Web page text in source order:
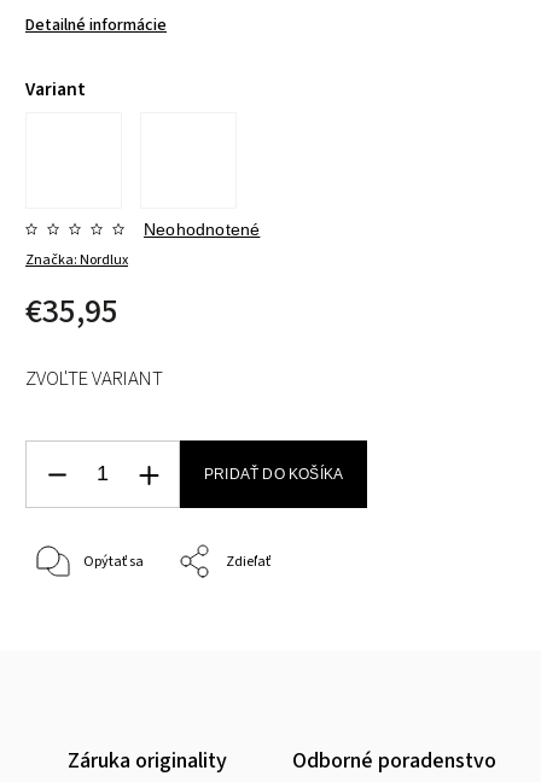
Detailné informácie
Variant
Značka:Nordlux
Neohodnotené
€35,95
ZVOĽTE VARIANT
PRIDAŤ DO KOŠÍKA
Opýtať sa Zdieľať
Záruka originality Odborné poradenstvo